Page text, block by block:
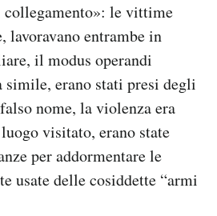
le vittime
lavoravano entrambe in
il modus operandi
simile, erano stati presi degli
nome, la violenza era
visitato, erano state
per addormentare le
usate delle cosiddette “armi